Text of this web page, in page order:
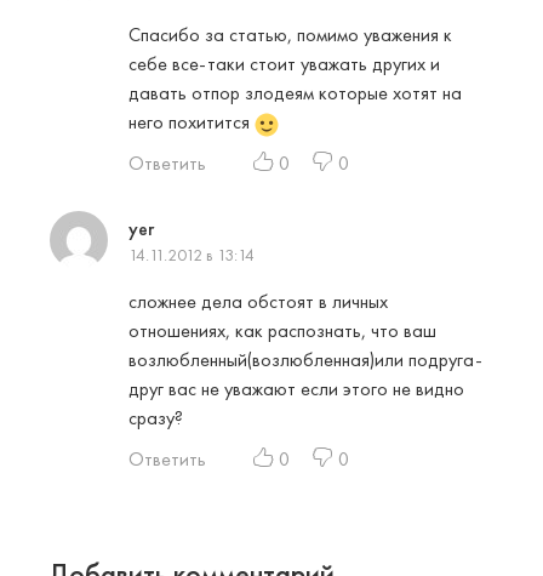
Спасибо за статью, помимо уважения к
себе все-таки стоит уважать других и
давать отпор злодеям которые хотят на
него похитится
Ответить
0 0
yer
14.11.2012 в 13:14
сложнее дела обстоят в личных
отношениях, как распознать, что ваш
возлюбленный(возлюбленная)или подруга-
друг вас не уважают если этого не видно
сразу?
Ответить
0 0